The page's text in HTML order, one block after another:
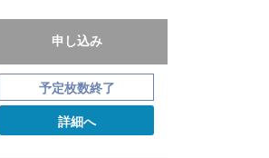
申し込み
予定枚数終了
詳細へ